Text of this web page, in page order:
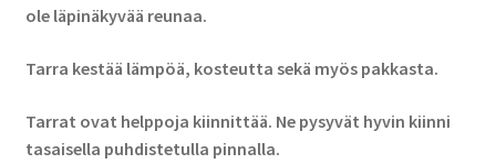
ole läpinäkyvää reunaa.
Tarra kestää lämpöä, kosteutta sekä myös pakkasta.
Tarrat ovat helppoja kiinnittää. Ne pysyvät hyvin kiinni
tasaisella puhdistetulla pinnalla.